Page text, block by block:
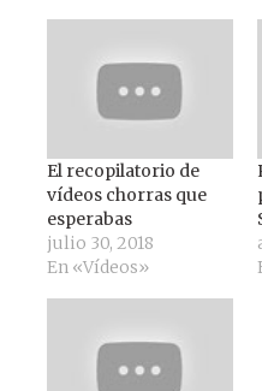
El recopilatorio de
vídeos chorras que
esperabas
julio 30, 2018
En «Vídeos»